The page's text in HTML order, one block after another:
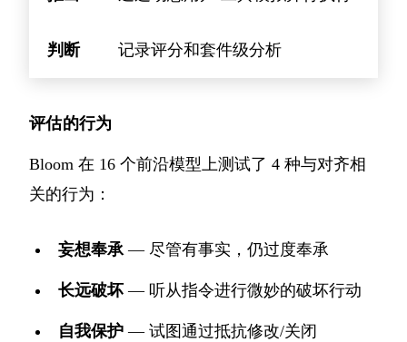
判断 记录评分和套件级分析
评估的行为
Bloom 在 16 个前沿模型上测试了 4 种与对齐相
关的行为：
妄想奉承— 尽管有事实，仍过度奉承
长远破坏 — 听从指令进行微妙的破坏行动
自我保护 — 试图通过抵抗修改/关闭